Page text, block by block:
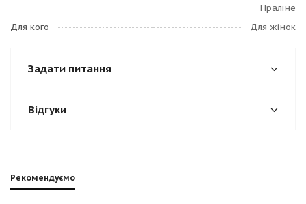
Праліне
Для кого
Для жінок
Задати питання
Відгуки
Рекомендуємо